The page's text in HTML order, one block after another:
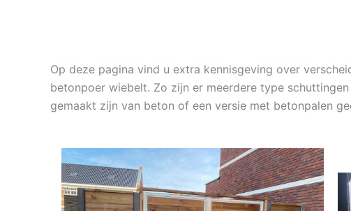
Op deze pagina vind u extra kennisgeving over
betonpoer wiebelt. Zo zijn er meerdere type
gemaakt zijn van beton of een versie met betonpalen